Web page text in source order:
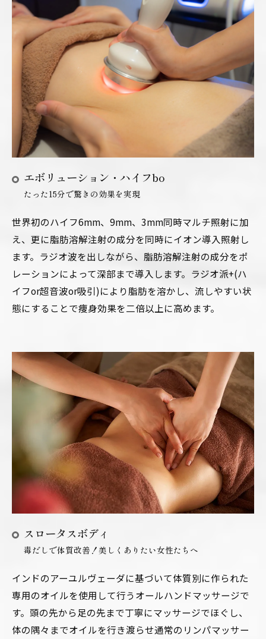
エボリューション・ハイフbo
たった15分で驚きの効果を実現
世界初のハイフ6mm、9mm、3mm同時マルチ照射に加
え、更に脂肪溶解注射の成分を同時にイオン導入照射し
ます。ラジオ波を出しながら、脂肪溶解注射の成分をポ
レーションによって深部まで導入します。ラジオ派+(ハ
イフor超音波or吸引)により脂肪を溶かし、流しやすい状
態にすることで痩身効果を二倍以上に高めます。
スロータスボディ
毒だしで体質改善！美しくありたい女性たちへ
インドのアーユルヴェーダに基づいて体質別に作られた
専用のオイルを使用して行うオールハンドマッサージで
す。頭の先から足の先まで丁寧にマッサージでほぐし、
体の隅々までオイルを行き渡らせ通常のリンパマッサー